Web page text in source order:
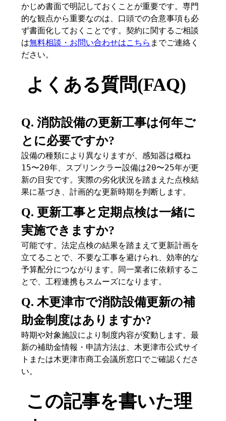
かじめ書面で明記しておくことが重要です。専門
的な観点から重要なのは、口頭での合意事項も必
ず書面化しておくことです。契約に関するご相談
は無料相談・お問い合わせはこちら までご連絡く
ださい。
よくある質問(FAQ)
Q. 消防設備の更新工事は何年ご
とに必要ですか?
設備の種類により異なりますが、感知器は概ね
15〜20年、スプリンクラー設備は20〜25年が更
新の目安です。実際の劣化状況を踏まえた点検結
果に基づき、計画的な更新時期を判断します。
Q. 更新工事と定期点検は一緒に
実施できますか?
可能です。法定点検の結果を踏まえて更新計画を
立てることで、不要な工事を避けられ、効率的な
予算配分につながります。同一業者に依頼するこ
とで、工程連携もスムーズになります。
Q. 木更津市で消防設備更新の補
助金制度はありますか?
時期や対象施設により制度内容が変動します。最
新の補助金情報・申請方法は、木更津市公式サイ
トまたは木更津市商工会議所窓口でご確認くださ
い。
この記事を書いた理